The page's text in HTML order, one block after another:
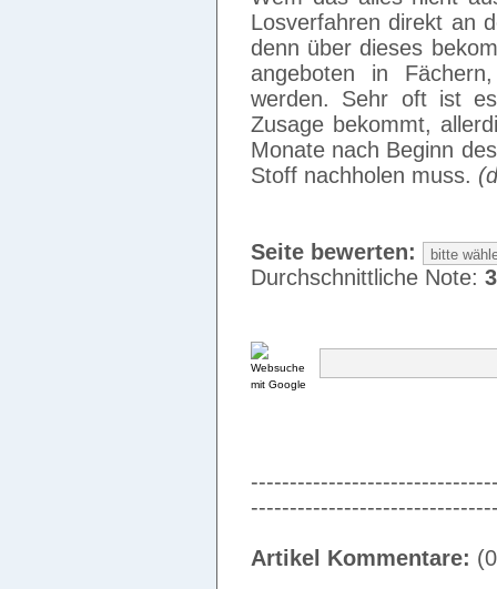
Losverfahren direkt an
denn über dieses
angeboten in
werden. Sehr oft ist
Zusage bekommt,
Monate nach Beginn
Stoff nachholen muss.
Seite bewerten:
Durchschnittliche Note: 3
Artikel Kommentare: